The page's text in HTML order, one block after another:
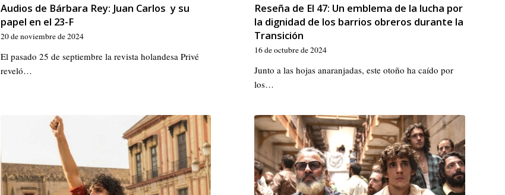
Audios de Bárbara Rey: Juan Carlos y su
papel en el 23-F
20 de noviembre de 2024
El pasado 25 de septiembre la revista holandesa Privé
reveló…
Reseña de El 47: Un emblema de la lucha por
la dignidad de los barrios obreros durante la
Transición
16 de octubre de 2024
Junto a las hojas anaranjadas, este otoño ha caído por
los…